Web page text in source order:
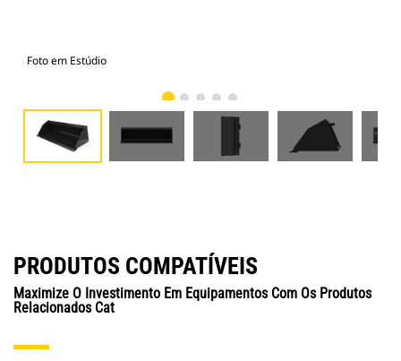
Foto em Estúdio
PRODUTOS COMPATÍVEIS
Maximize O Investimento Em Equipamentos Com Os Produtos
Relacionados Cat